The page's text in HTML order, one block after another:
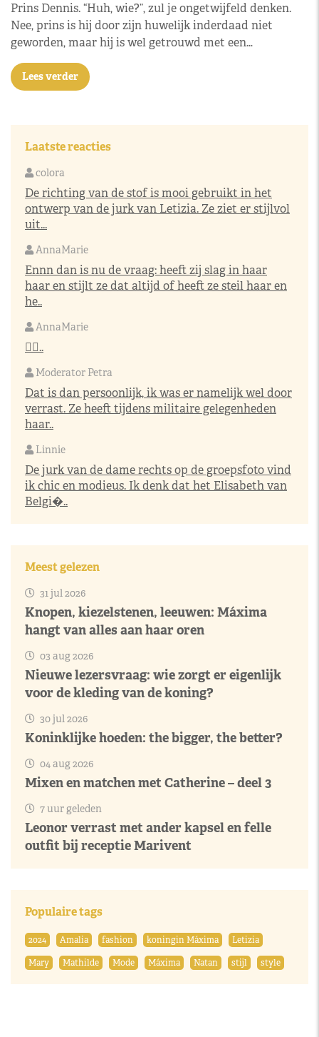
Prins Dennis. “Huh, wie?”, zul je ongetwijfeld denken.
Nee, prins is hij door zijn huwelijk inderdaad niet
geworden, maar hij is wel getrouwd met een…
Lees verder
Laatste reacties
colora
De richting van de stof is mooi gebruikt in het
ontwerp van de jurk van Letizia. Ze ziet er stijlvol
uit...
AnnaMarie
Ennn dan is nu de vraag: heeft zij slag in haar
haar en stijlt ze dat altijd of heeft ze steil haar en
he..
AnnaMarie
👌🏼..
Moderator Petra
Dat is dan persoonlijk, ik was er namelijk wel door
verrast. Ze heeft tijdens militaire gelegenheden
haar..
Linnie
De jurk van de dame rechts op de groepsfoto vind
ik chic en modieus. Ik denk dat het Elisabeth van
Belgi�..
Meest gelezen
31 jul 2026
Knopen, kiezelstenen, leeuwen: Máxima
hangt van alles aan haar oren
03 aug 2026
Nieuwe lezersvraag: wie zorgt er eigenlijk
voor de kleding van de koning?
30 jul 2026
Koninklijke hoeden: the bigger, the better?
04 aug 2026
Mixen en matchen met Catherine – deel 3
7 uur geleden
Leonor verrast met ander kapsel en felle
outfit bij receptie Marivent
Populaire tags
2024 Amalia fashion koningin Máxima
Letizia
Mary
Mathilde Mode Máxima Natan stijl style